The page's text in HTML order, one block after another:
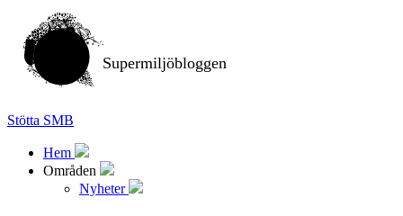
Supermiljöbloggen
Stötta SMB
Hem
Områden
Nyheter